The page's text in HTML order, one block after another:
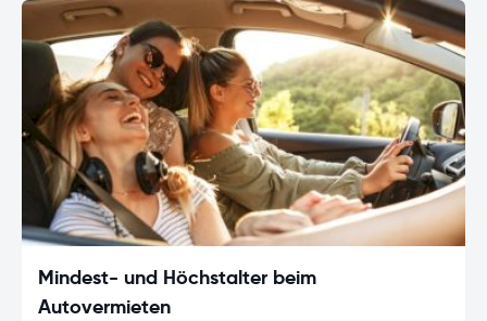
Mindest- und Höchstalter beim
Autovermieten